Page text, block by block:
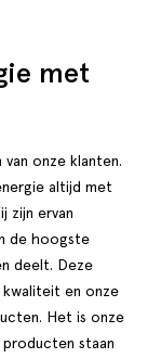
met
onze klanten.
altijd met
zijn ervan
de hoogste
deelt. Deze
kwaliteit en onze
Het is onze
staan